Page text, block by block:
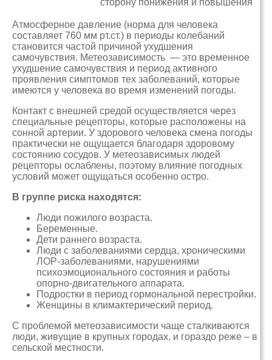
Атмосферное давление (норма для человека
составляет 760 мм рт.ст.) в периоды колебаний
становится частой причиной ухудшения
самочувствия. Метеозависимость — это временное
ухудшение самочувствия и период активного
проявления симптомов тех заболеваний, которые
имеются у человека во время изменений погоды.
Контакт с внешней средой осуществляется через
специальные рецепторы, которые расположены на
сонной артерии. У здорового человека смена погоды
практически не ощущается благодаря здоровому
состоянию сосудов. У метеозависимых людей
рецепторы ослаблены, поэтому влияние погодных
условий может ощущаться особенно остро.
В группе риска находятся:
Люди пожилого возраста.
Беременные.
Дети раннего возраста.
Люди с заболеваниями сердца, хроническими
ЛОР-заболеваниями, нарушениями
психоэмоционального состояния и работы
опорно-двигательного аппарата.
Подростки в период гормональной перестройки.
Женщины в климактерический период.
С проблемой метеозависимости чаще сталкиваются
люди, живущие в крупных городах, и гораздо реже – в
сельской местности.